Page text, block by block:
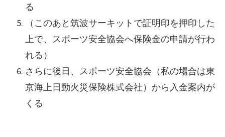
る
（このあと筑波サーキットで証明印を押印した
上で、スポーツ安全協会へ保険金の申請が行わ
れる）
さらに後日、スポーツ安全協会（私の場合は東
京海上日動火災保険株式会社）から入金案内が
くる